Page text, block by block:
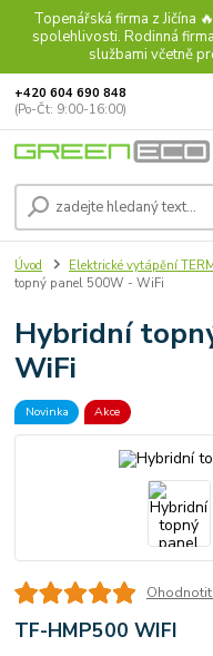
Topenářská firma z Jičína
spolehlivosti. Rodinná
službami včetně
+420 604 690 848
(Po-Čt: 9:00-16:00)
Úvod Elektrické vytápění
topný panel 500W - WiFi
Hybridní
WiFi
Novinka Akce
TF-HMP500 WIFI